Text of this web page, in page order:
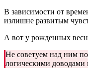
В зависимости от
излишне развитым
А вот у рожденных
Не советуем над ним
логическими доводами